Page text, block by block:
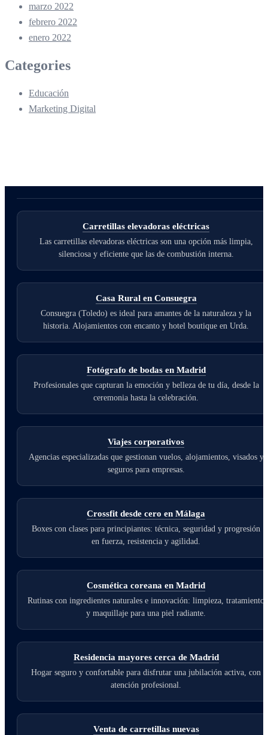
marzo 2022
febrero 2022
enero 2022
Categories
Educación
Marketing Digital
Carretillas elevadoras eléctricas
Las carretillas elevadoras eléctricas son una opción más limpia,
silenciosa y eficiente que las de combustión interna.
Casa Rural en Consuegra
Consuegra (Toledo) es ideal para amantes de la naturaleza y la
historia. Alojamientos con encanto y hotel boutique en Urda.
Fotógrafo de bodas en Madrid
Profesionales que capturan la emoción y belleza de tu día, desde la
ceremonia hasta la celebración.
Viajes corporativos
Agencias especializadas que gestionan vuelos, alojamientos, visados y
seguros para empresas.
Crossfit desde cero en Málaga
Boxes con clases para principiantes: técnica, seguridad y progresión
en fuerza, resistencia y agilidad.
Cosmética coreana en Madrid
Rutinas con ingredientes naturales e innovación: limpieza, tratamiento
y maquillaje para una piel radiante.
Residencia mayores cerca de Madrid
Hogar seguro y confortable para disfrutar una jubilación activa, con
atención profesional.
Venta de carretillas nuevas